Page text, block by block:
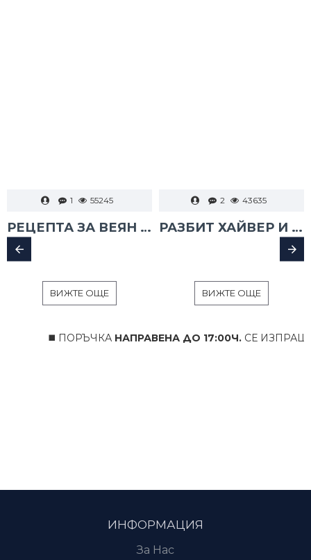
1 55245
РЕЦЕПТА ЗА ВЕЯН ПАЛАМУД
ВИЖТЕ ОЩЕ
2 43635
РАЗБИТ ХАЙВЕР И ТАРАМА
ВИЖТЕ ОЩЕ
◼️ ПОРЪЧКА НАПРАВЕНА ДО 17:00Ч.СЕ ИЗПРАЩА
ИНФОРМАЦИЯ
За Нас